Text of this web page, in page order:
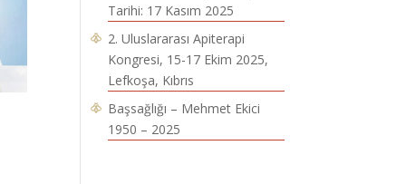
Tarihi: 17 Kasım 2025
2. Uluslararası Apiterapi
Kongresi, 15-17 Ekim 2025,
Lefkoşa, Kıbrıs
Başsağlığı – Mehmet Ekici
1950 – 2025